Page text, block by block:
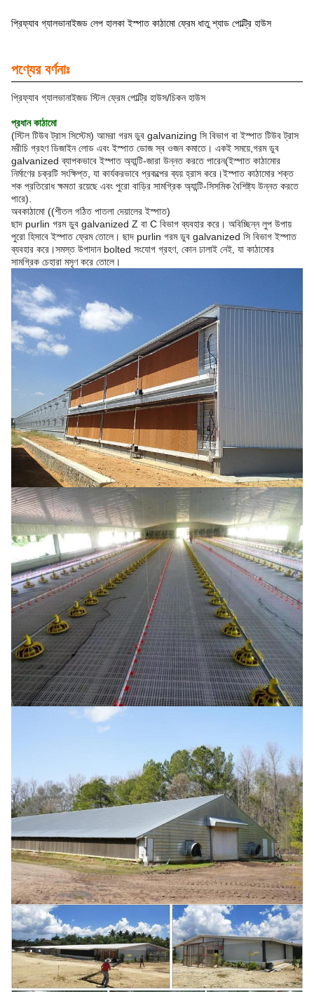
প্রিফ্যাব গ্যালভানাইজড লেপ হালকা ইস্পাত কাঠামো ফ্রেম ধাতু শ্যাড পোল্ট্রি হাউস
পণ্যের বর্ণনাঃ
প্রিফ্যাব গ্যালভানাইজড স্টিল ফ্রেম পোল্ট্রি হাউস/চিকন হাউস
প্রধান কাঠামো
(স্টিল টিউব ট্রাস সিস্টেম) আমরা গরম ডুব galvanizing সি বিভাগ বা ইস্পাত টিউব ট্রাস
মরীচি গ্রহণ ডিজাইন লোড এবং ইস্পাত ডোজ স্ব ওজন কমাতে। একই সময়ে,গরম ডুব
galvanized ব্যাপকভাবে ইস্পাত অ্যান্টি-জারা উন্নত করতে পারেন(ইস্পাত কাঠামোর
নির্মাণের চক্রটি সংক্ষিপ্ত, যা কার্যকরভাবে প্রকল্পের ব্যয় হ্রাস করে।ইস্পাত কাঠামোর শক্ত
শক প্রতিরোধ ক্ষমতা রয়েছে এবং পুরো বাড়ির সামগ্রিক অ্যান্টি-সিসমিক বৈশিষ্ট্য উন্নত করতে
পারে).
অবকাঠামো ((শীতল গঠিত পাতলা দেয়ালের ইস্পাত)
ছাদ purlin গরম ডুব galvanized Z বা C বিভাগ ব্যবহার করে। অবিচ্ছিন্ন লুপ উপায়
পুরো হিসাবে ইস্পাত ফ্রেম তোলে। ছাদ purlin গরম ডুব galvanized সি বিভাগ ইস্পাত
ব্যবহার করে।সমস্ত উপাদান bolted সংযোগ গ্রহণ, কোন ঢালাই নেই, যা কাঠামোর
সামগ্রিক চেহারা মসৃণ করে তোলে।